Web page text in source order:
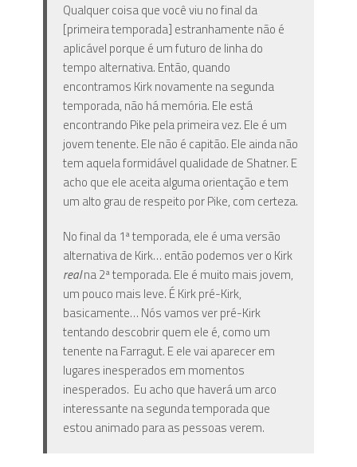
Qualquer coisa que você viu no final da
[primeira temporada] estranhamente não é
aplicável porque é um futuro de linha do
tempo alternativa. Então, quando
encontramos Kirk novamente na segunda
temporada, não há memória. Ele está
encontrando Pike pela primeira vez. Ele é um
jovem tenente. Ele não é capitão. Ele ainda não
tem aquela formidável qualidade de Shatner. E
acho que ele aceita alguma orientação e tem
um alto grau de respeito por Pike, com certeza.
No final da 1ª temporada, ele é uma versão
alternativa de Kirk… então podemos ver o Kirk
realna 2ª temporada. Ele é muito mais jovem,
um pouco mais leve. É Kirk pré-Kirk,
basicamente… Nós vamos ver pré-Kirk
tentando descobrir quem ele é, como um
tenente na Farragut. E ele vai aparecer em
lugares inesperados em momentos
inesperados. Eu acho que haverá um arco
interessante na segunda temporada que
estou animado para as pessoas verem.